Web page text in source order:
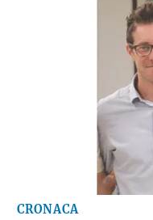
CRONACA